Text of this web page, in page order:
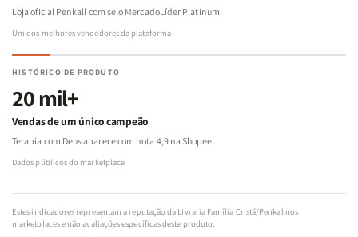
Loja oficial Penkall com selo MercadoLíder Platinum.
Um dos melhores vendedores da plataforma
HISTÓRICO DE PRODUTO
20 mil+
Vendas de um único campeão
Terapia com Deus aparece com nota 4,9 na Shopee.
Dados públicos do marketplace
Estes indicadores representam a reputação da Livraria Família Cristã/Penkal nos
marketplaces e não avaliações específicas deste produto.